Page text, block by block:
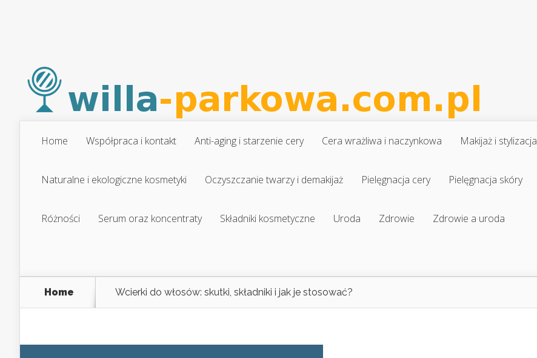
Home Współpraca i kontakt Anti-aging i starzenie cery Cera wrażliwa i naczynkowa Makijaż i stylizacja
Naturalne i ekologiczne kosmetyki Oczyszczanie twarzy i demakijaż Pielęgnacja cery Pielęgnacja skóry
Różności Serum oraz koncentraty Składniki kosmetyczne Uroda Zdrowie Zdrowie a uroda
Home Wcierki do włosów: skutki, składniki i jak je stosować?